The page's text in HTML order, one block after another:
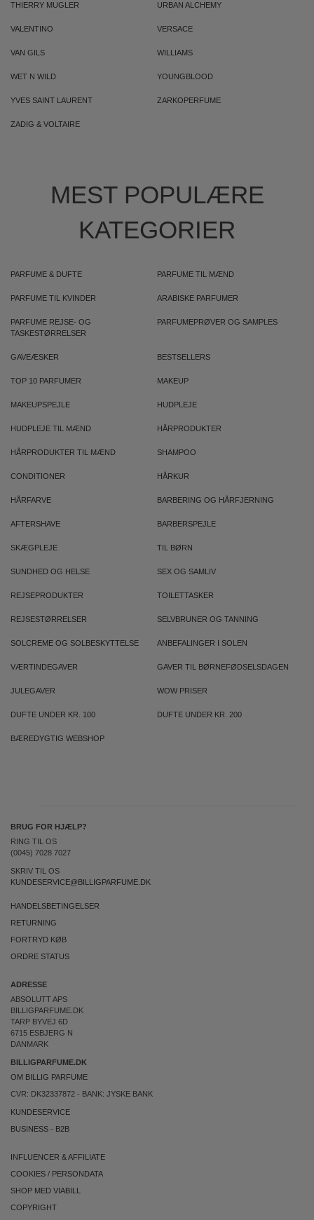
THIERRY MUGLER URBAN ALCHEMY
VALENTINO VERSACE
VAN GILS WILLIAMS
WET N WILD YOUNGBLOOD
YVES SAINT LAURENT ZARKOPERFUME
ZADIG & VOLTAIRE
MEST POPULÆRE
KATEGORIER
PARFUME & DUFTE PARFUME TIL MÆND
PARFUME TIL KVINDER ARABISKE PARFUMER
PARFUME REJSE- OG
TASKESTØRRELSER
PARFUMEPRØVER OG SAMPLES
GAVEÆSKER BESTSELLERS
TOP 10 PARFUMER MAKEUP
MAKEUPSPEJLE HUDPLEJE
HUDPLEJE TIL MÆND HÅRPRODUKTER
HÅRPRODUKTER TIL MÆND SHAMPOO
CONDITIONER HÅRKUR
HÅRFARVE BARBERING OG HÅRFJERNING
AFTERSHAVE BARBERSPEJLE
SKÆGPLEJE TIL BØRN
SUNDHED OG HELSE SEX OG SAMLIV
REJSEPRODUKTER TOILETTASKER
REJSESTØRRELSER SELVBRUNER OG TANNING
SOLCREME OG SOLBESKYTTELSE ANBEFALINGER I SOLEN
VÆRTINDEGAVER GAVER TIL BØRNEFØDSELSDAGEN
JULEGAVER WOW PRISER
DUFTE UNDER KR. 100 DUFTE UNDER KR. 200
BÆREDYGTIG WEBSHOP
BRUG FOR HJÆLP?
RING TIL OS
(0045) 7028 7027
SKRIV TIL OS
KUNDESERVICE@BILLIGPARFUME.DK
HANDELSBETINGELSER
RETURNING
FORTRYD KØB
ORDRE STATUS
ADRESSE
ABSOLUTT APS
BILLIGPARFUME.DK
TARP BYVEJ 6D
6715 ESBJERG N
DANMARK
BILLIGPARFUME.DK
OM BILLIG PARFUME
CVR: DK32337872 - BANK: JYSKE BANK
KUNDESERVICE
BUSINESS - B2B
INFLUENCER & AFFILIATE
COOKIES / PERSONDATA
SHOP MED VIABILL
COPYRIGHT